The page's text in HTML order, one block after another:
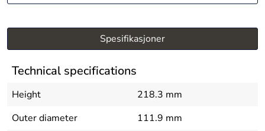
Spesifikasjoner
Technical specifications
Height
218.3 mm
Outer diameter
111.9 mm